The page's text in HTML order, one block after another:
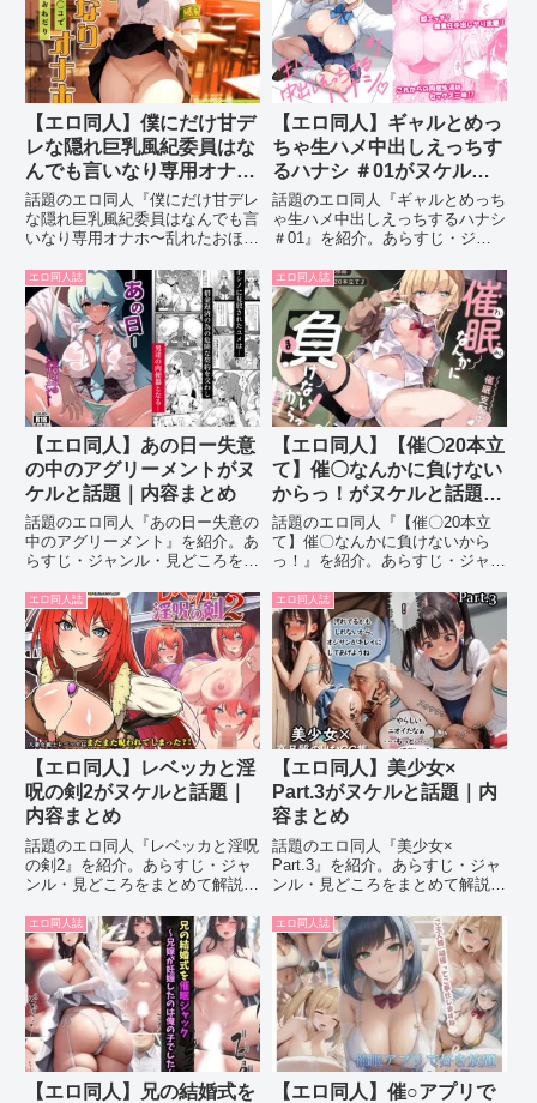
【エロ同人】僕にだけ甘デ
レな隠れ巨乳風紀委員はな
んでも言いなり専用オナ
ホ〜乱れたおほマ◯コで生
おちんちんおねだり〜がヌ
ケルと話題｜内容まとめ
話題のエロ同人『僕にだけ甘デレ
な隠れ巨乳風紀委員はなんでも言
いなり専用オナホ〜乱れたおほマ
を紹介。あらすじ・ジャンル・見
どころをまとめて解説します。
【エロ同人】ギャルとめっ
ちゃ生ハメ中出しえっちす
るハナシ ＃01がヌケルと
話題｜内容まとめ
話題のエロ同人『ギャルとめっち
ゃ生ハメ中出しえっちするハナシ
＃01』を紹介。あらすじ・ジャ
ます。
エロ同人誌
【エロ同人】あの日ー失意
の中のアグリーメントがヌ
ケルと話題｜内容まとめ
話題のエロ同人『あの日ー失意の
中のアグリーメント』を紹介。あ
らすじ・ジャンル・見どころをま
エロ同人誌
【エロ同人】【催〇20本立
て】催〇なんかに負けない
からっ！がヌケルと話題｜
内容まとめ
話題のエロ同人『【催〇20本立
て】催〇なんかに負けないから
っ！』を紹介。あらすじ・ジャン
す。
エロ同人誌
【エロ同人】レベッカと淫
呪の剣2がヌケルと話題｜
内容まとめ
話題のエロ同人『レベッカと淫呪
の剣2』を紹介。あらすじ・ジャ
ンル・見どころをまとめて解説し
エロ同人誌
【エロ同人】美少女×
Part.3がヌケルと話題｜内
容まとめ
話題のエロ同人『美少女×
Part.3』を紹介。あらすじ・ジャ
ンル・見どころをまとめて解説し
エロ同人誌
【エロ同人】兄の結婚式を
エロ同人誌
【エロ同人】催○アプリで